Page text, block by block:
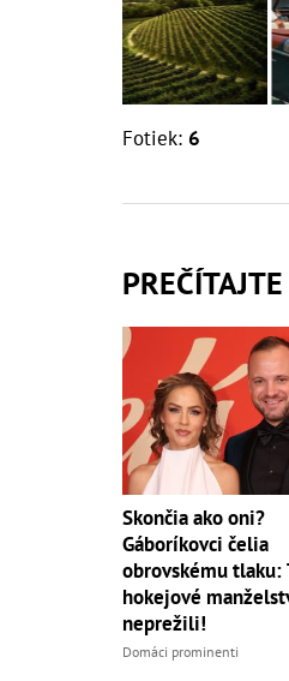
Fotiek: 6
Skončia ako oni?
Gáboríkovci čelia
obrovskému tlaku:
hokejové
neprežili!
Domáci prominenti